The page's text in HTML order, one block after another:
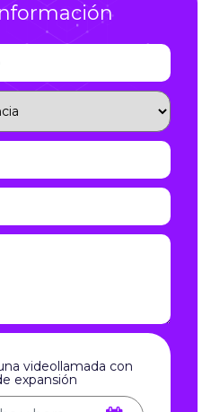
videollamada con
expansión